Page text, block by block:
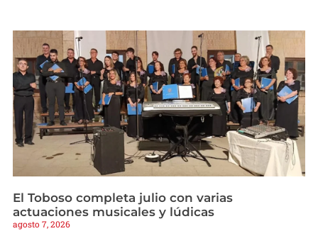
El Toboso completa julio con varias
actuaciones musicales y lúdicas
agosto 7, 2026